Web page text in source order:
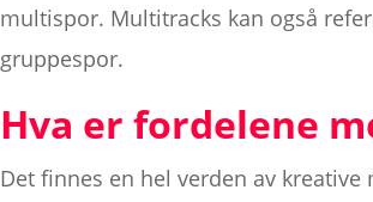
multispor. Multitracks kan også
gruppespor.
Hva er fordelene
Det finnes en hel verden av